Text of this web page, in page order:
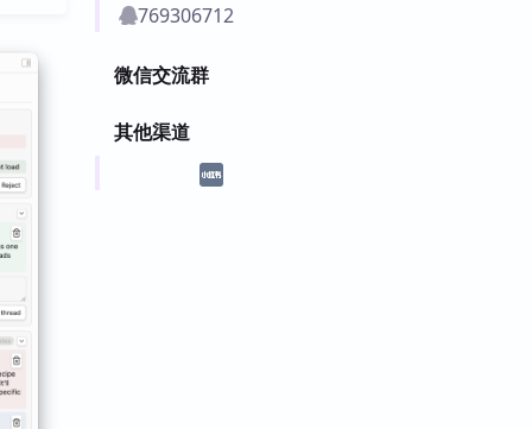
769306712
微信交流群
其他渠道